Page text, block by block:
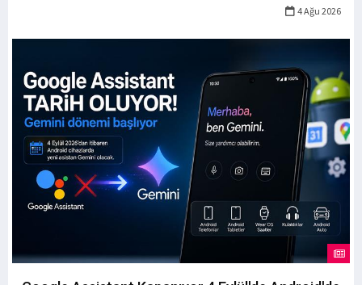
4 Ağu 2026